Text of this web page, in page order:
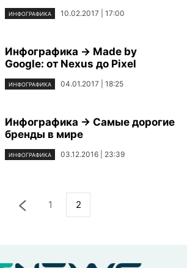
ИНФОГРАФИКА 10.02.2017 | 17:00
Инфографика → Made by
Google: от Nexus до Pixel
ИНФОГРАФИКА 04.01.2017 | 18:25
Инфографика → Самые дорогие
бренды в мире
ИНФОГРАФИКА 03.12.2016 | 23:39
1 2